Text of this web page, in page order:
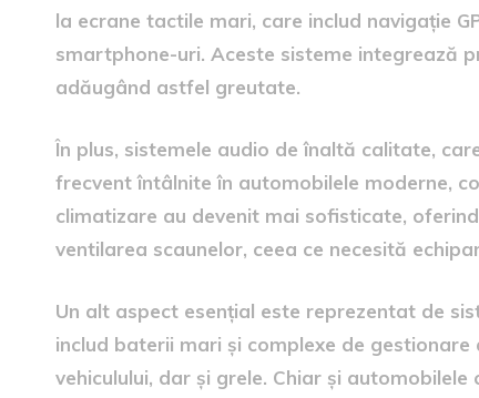
la ecrane tactile mari, care includ navigație
smartphone-uri. Aceste sisteme integrează
adăugând astfel greutate.
În plus, sistemele audio de înaltă calitate,
frecvent întâlnite în automobilele moderne,
climatizare au devenit mai sofisticate,
ventilarea scaunelor, ceea ce necesită
Un alt aspect esențial este reprezentat de
includ baterii mari și complexe de
vehiculului, dar și grele. Chiar și